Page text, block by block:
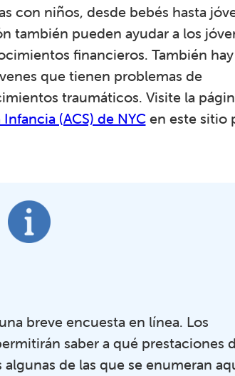
con niños, desde bebés hasta
también pueden ayudar a los
financieros. También hay
que tienen problemas de
traumáticos. Visite la
(ACS) de NYCen este sitio
breve encuesta en línea. Los
saber a qué prestaciones
de las que se enumeran